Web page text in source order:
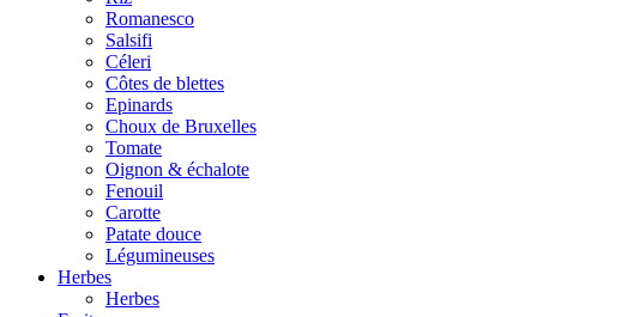
Romanesco
Salsifi
Céleri
Côtes de blettes
Epinards
Choux de Bruxelles
Tomate
Oignon & échalote
Fenouil
Carotte
Patate douce
Légumineuses
Herbes
Herbes